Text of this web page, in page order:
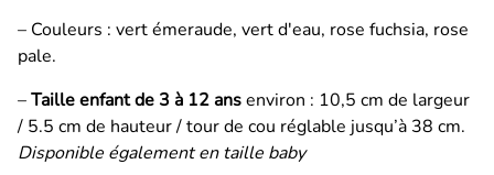
– Couleurs : vert émeraude, vert d'eau, rose fuchsia, rose
pale.
–Taille enfant de 3 à 12 ansenviron : 10,5 cm de largeur
/ 5.5 cm de hauteur / tour de cou réglable jusqu’à 38 cm.
Disponible également en taille baby